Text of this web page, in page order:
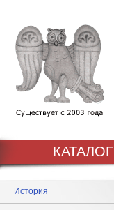
КАТАЛОГ
История